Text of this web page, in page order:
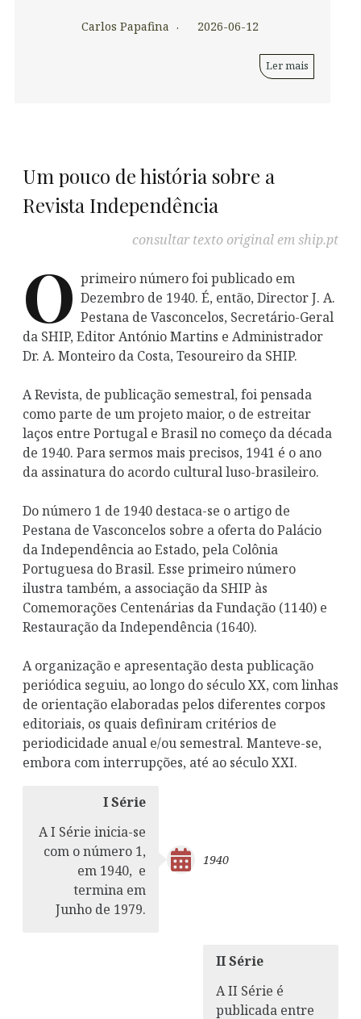
Carlos Papafina 2026-06-12
Ler mais
Um pouco de história sobre a
Revista Independência
consultar texto original em ship.pt
O primeiro número foi publicado em
Dezembro de 1940. É, então, Director J. A.
Pestana de Vasconcelos, Secretário-Geral
da SHIP, Editor António Martins e Administrador
Dr. A. Monteiro da Costa, Tesoureiro da SHIP.
A Revista, de publicação semestral, foi pensada
como parte de um projeto maior, o de estreitar
laços entre Portugal e Brasil no começo da década
de 1940. Para sermos mais precisos, 1941 é o ano
da assinatura do acordo cultural luso-brasileiro.
Do número 1 de 1940 destaca-se o artigo de
Pestana de Vasconcelos sobre a oferta do Palácio
da Independência ao Estado, pela Colônia
Portuguesa do Brasil. Esse primeiro número
ilustra também, a associação da SHIP às
Comemorações Centenárias da Fundação (1140) e
Restauração da Independência (1640).
A organização e apresentação desta publicação
periódica seguiu, ao longo do século XX, com linhas
de orientação elaboradas pelos diferentes corpos
editoriais, os quais definiram critérios de
periodicidade anual e/ou semestral. Manteve-se,
embora com interrupções, até ao século XXI.
I Série
A I Série inicia-se
com o número 1,
em 1940, e
termina em
Junho de 1979.
1940
II Série
A II Série é
publicada entre